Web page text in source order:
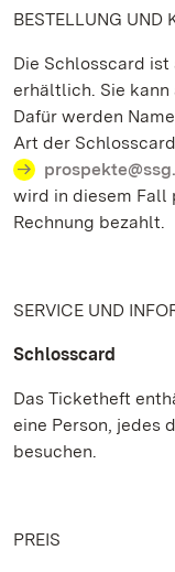
BESTELLUNG UND
Die Schlosscard
erhältlich. Sie
Dafür werden
Art der
wird in diesem Fall
Rechnung bezahlt.
SERVICE UND
Schlosscard
Das Ticketheft
eine Person, jedes
besuchen.
PREIS